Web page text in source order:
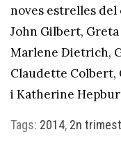
noves estrelles del
John Gilbert, Greta
Marlene Dietrich,
Claudette Colbert,
i Katherine
Tags: 2014, 2n